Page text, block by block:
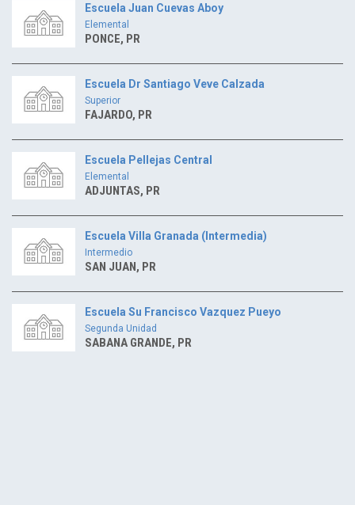
Escuela Juan Cuevas Aboy
Elemental
PONCE, PR
Escuela Dr Santiago Veve Calzada
Superior
FAJARDO, PR
Escuela Pellejas Central
Elemental
ADJUNTAS, PR
Escuela Villa Granada (Intermedia)
Intermedio
SAN JUAN, PR
Escuela Su Francisco Vazquez Pueyo
Segunda Unidad
SABANA GRANDE, PR